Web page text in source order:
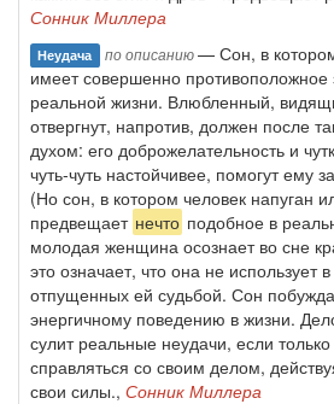
Сонник Миллера
Неудача по описанию— Сон, в
имеет совершенно противоположное
реальной жизни. Влюбленный,
отвергнут, напротив, должен после
духом: его доброжелательность и
чуть-чуть настойчивее, помогут ему
(Но сон, в котором человек напуган
предвещает нечто подобное в
молодая женщина осознает во сне
это означает, что она не использует
отпущенных ей судьбой. Сон
энергичному поведению в жизни.
сулит реальные неудачи, если
справляться со своим делом,
свои силы., Сонник Миллера